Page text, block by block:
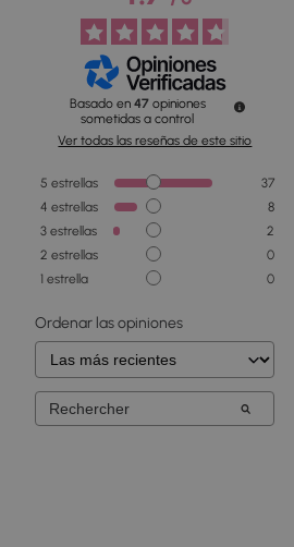
Basado en 47 opiniones
sometidas a control
Ver todas las reseñas de este sitio
5estrellas
37
4estrellas
8
3estrellas
2
2estrellas
0
1estrella 0
Ordenar las opiniones